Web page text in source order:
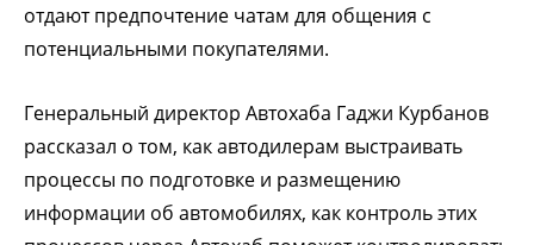
отдают предпочтение чатам для общения с
потенциальными покупателями.
Генеральный директор Автохаба Гаджи Курбанов
рассказал о том, как автодилерам выстраивать
процессы по подготовке и размещению
информации об автомобилях, как контроль этих